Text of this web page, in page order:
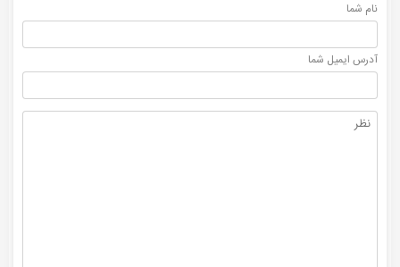
نام شما
آدرس ايميل شما